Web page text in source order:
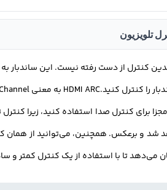
تلویزیون
برای کنترل صدا استفاده کنید، زیرا
شد و برعکس. همچنین، می‌توانید از همان
می‌دهد تا با استفاده از یک کنترل کمتر و